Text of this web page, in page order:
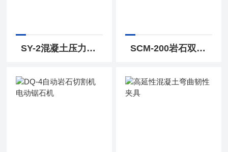
SY-2混凝土压力泌水仪 泌水率测定仪 SCM-200岩石双端面磨平机